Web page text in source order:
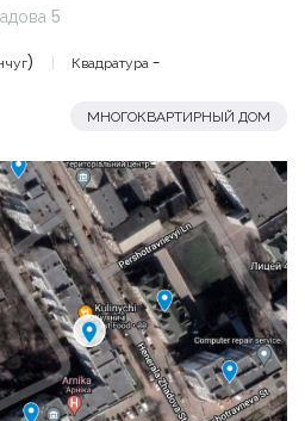
5
Квадратура -
МНОГОКВАРТИРНЫЙ ДОМ